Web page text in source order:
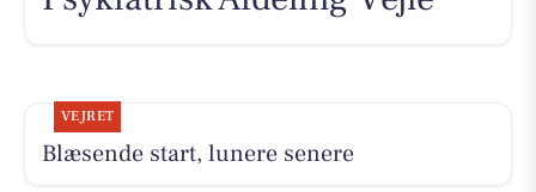
VEJRET
Blæsende start, lunere senere